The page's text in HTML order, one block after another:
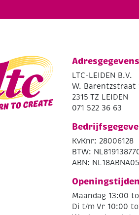
Adresgegevens
LTC-LEIDEN B.V.
W. Barentzstraat
2315 TZ LEIDEN
071 522 36 63
KvKnr: 28006128
BTW:
ABN:
Openingstijden
Maandag 13:00
Di t/m Vr 10:00